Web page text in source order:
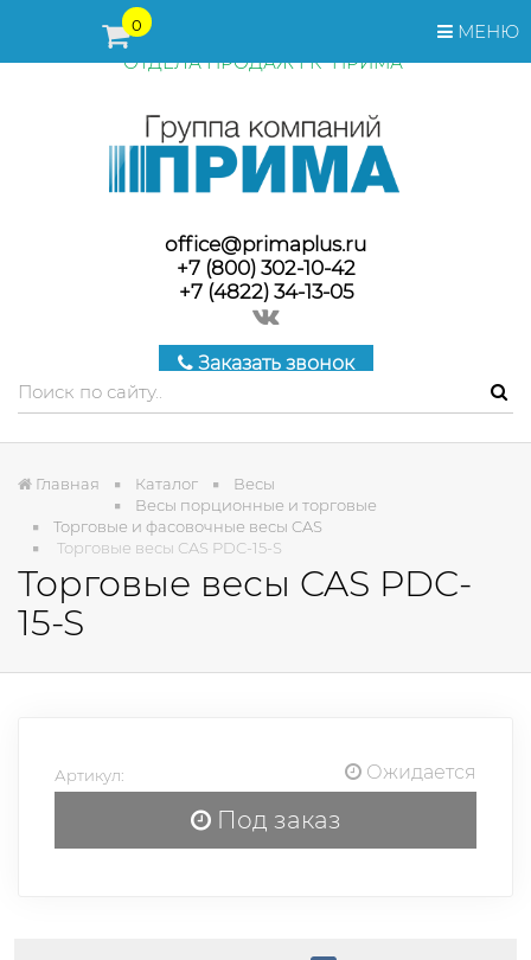
МЕНЮ
0
ПЕРЕД ОФОРМЛЕНИЕМ ЗАКАЗА, СТОИМОСТЬ И СРОКИ
ПОСТАВКИ ТОВАРА УТОЧНЯЙТЕ У МЕНЕДЖЕРОВ
ОТДЕЛА ПРОДАЖ ГК "ПРИМА"
office@primaplus.ru
+7 (800) 302-10-42
+7 (4822) 34-13-05
Заказать звонок
Главная Каталог
Весы
Весы порционные и торговые
Торговые и фасовочные весы CAS
Торговые весы CAS PDC-15-S
Торговые весы CAS PDC-
15-S
Артикул: Ожидается
Под заказ